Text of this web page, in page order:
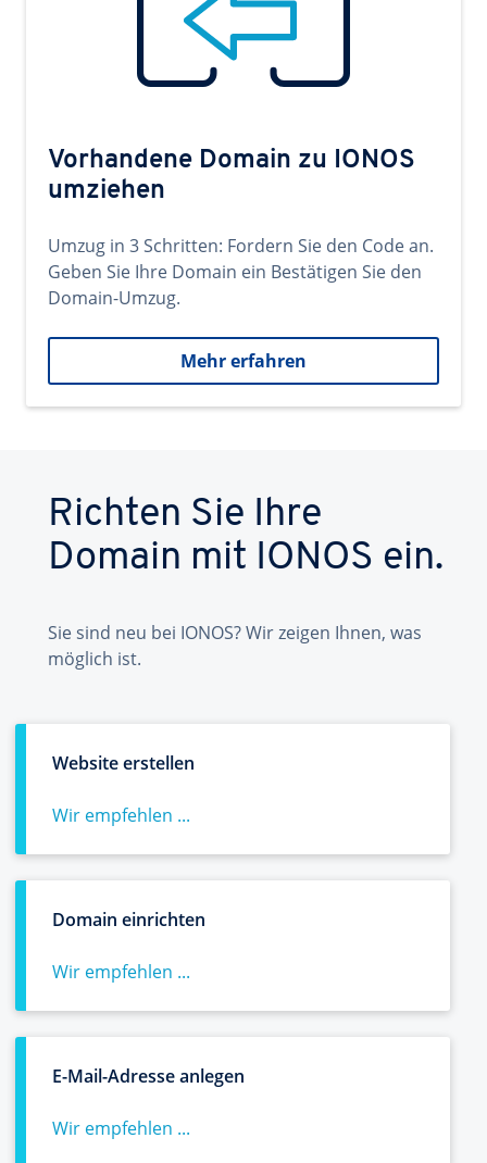
Vorhandene Domain zu IONOS
umziehen
Umzug in 3 Schritten: Fordern Sie den Code an.
Geben Sie Ihre Domain ein Bestätigen Sie den
Domain-Umzug.
Mehr erfahren
Richten Sie Ihre
Domain mit IONOS ein.
Sie sind neu bei IONOS? Wir zeigen Ihnen, was
möglich ist.
Website erstellen
Wir empfehlen ...
Domain einrichten
Wir empfehlen ...
E-Mail-Adresse anlegen
Wir empfehlen ...